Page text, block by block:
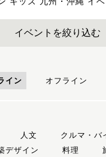
イベントを絞り込む
イン オフライン
人文
クルマ・バ
デザイン 料理